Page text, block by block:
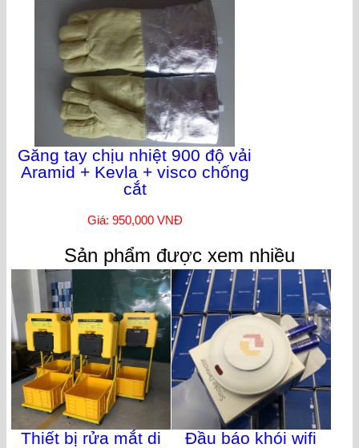
Găng tay chịu nhiệt 900 độ vải
Aramid + Kevla + visco chống
cắt
Giá: 950,000 VNĐ
Sản phẩm được xem nhiều
Thiết bị rửa mắt di
Đầu báo khói wifi